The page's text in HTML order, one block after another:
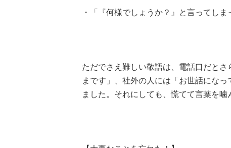
・「『何様でしょうか？』と言ってし
ただでさえ難しい敬語は、電話口だと
まです」、社外の人には「お世話にな
ました。それにしても、慌てて言葉を